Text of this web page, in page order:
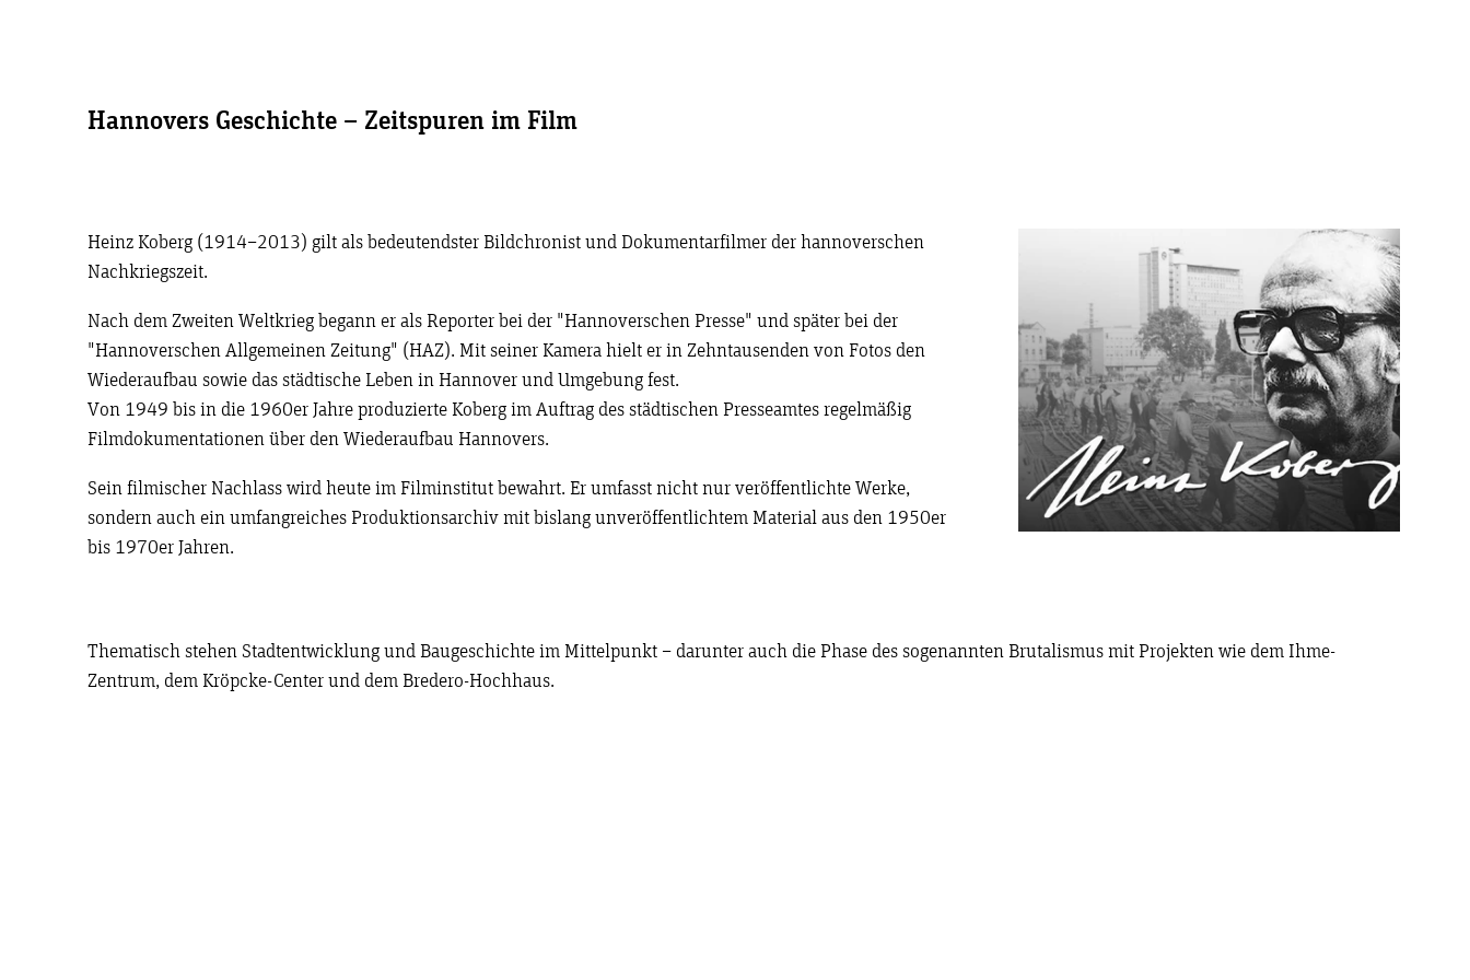
Hannovers Geschichte – Zeitspuren im Film
Heinz Koberg (1914–2013) gilt als bedeutendster Bildchronist und Dokumentarfilmer der hannoverschen
Nachkriegszeit.
Nach dem Zweiten Weltkrieg begann er als Reporter bei der "Hannoverschen Presse" und später bei der
"Hannoverschen Allgemeinen Zeitung" (HAZ). Mit seiner Kamera hielt er in Zehntausenden von Fotos den
Wiederaufbau sowie das städtische Leben in Hannover und Umgebung fest.
Von 1949 bis in die 1960er Jahre produzierte Koberg im Auftrag des städtischen Presseamtes regelmäßig
Filmdokumentationen über den Wiederaufbau Hannovers.
Sein filmischer Nachlass wird heute im Filminstitut bewahrt. Er umfasst nicht nur veröffentlichte Werke,
sondern auch ein umfangreiches Produktionsarchiv mit bislang unveröffentlichtem Material aus den 1950er
bis 1970er Jahren.
Thematisch stehen Stadtentwicklung und Baugeschichte im Mittelpunkt – darunter auch die Phase des sogenannten Brutalismus mit Projekten wie dem Ihme-
Zentrum, dem Kröpcke-Center und dem Bredero-Hochhaus.